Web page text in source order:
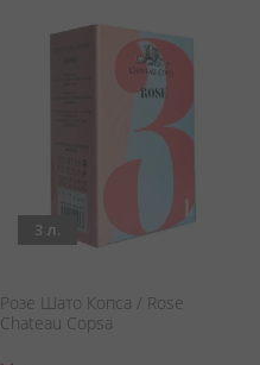
3 л.
Розе Шато Копса / Rose
Chateau Copsa